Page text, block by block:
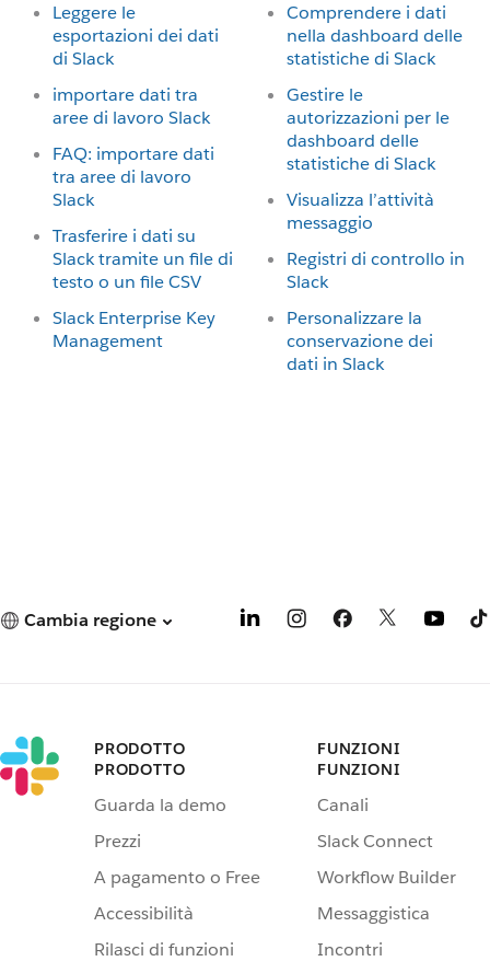
Leggere le
esportazioni dei dati
di Slack
importare dati tra
aree di lavoro Slack
FAQ: importare dati
tra aree di lavoro
Slack
Trasferire i dati su
Slack tramite un file di
testo o un file CSV
Slack Enterprise Key
Management
Comprendere i dati
nella dashboard delle
statistiche di Slack
Gestire le
autorizzazioni per le
dashboard delle
statistiche di Slack
Visualizza l’attività
messaggio
Registri di controllo in
Slack
Personalizzare la
conservazione dei
dati in Slack
Cambia regione
PRODOTTO
PRODOTTO
Guarda la demo
Prezzi
A pagamento o Free
Accessibilità
Rilasci di funzioni
FUNZIONI
FUNZIONI
Canali
Slack Connect
Workflow Builder
Messaggistica
Incontri